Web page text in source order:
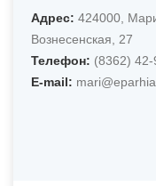
Адрес: 424000,
Вознесенская, 27
Телефон: (8362) 42-
Е-mail: